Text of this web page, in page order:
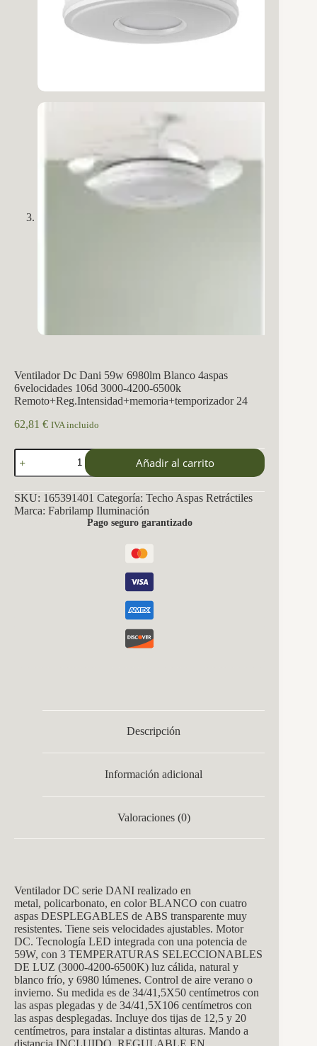
Ventilador Dc Dani 59w 6980lm Blanco 4aspas
6velocidades 106d 3000-4200-6500k
Remoto+Reg.Intensidad+memoria+temporizador 24
62,81 € IVA incluido
Ventilador
Dc
Dani
59w
6980lm
Blanco
Remoto+Reg.Intensidad+memoria+temporizador
Añadir al carrito
SKU: 165391401 Categoría: Techo Aspas Retráctiles
Marca: Fabrilamp Iluminación
Pago seguro garantizado
Descripción
Información adicional
Valoraciones (0)
Ventilador DC serie DANI realizado en
metal, policarbonato, en color BLANCO con cuatro
aspas DESPLEGABLES de ABS transparente muy
resistentes. Tiene seis velocidades ajustables. Motor
DC. Tecnología LED integrada con una potencia de
59W, con 3 TEMPERATURAS SELECCIONABLES
DE LUZ (3000-4200-6500K) luz cálida, natural y
blanco frío, y 6980 lúmenes. Control de aire verano o
invierno. Su medida es de 34/41,5X50 centímetros con
las aspas plegadas y de 34/41,5X106 centímetros con
las aspas desplegadas. Incluye dos tijas de 12,5 y 20
centímetros, para instalar a distintas alturas. Mando a